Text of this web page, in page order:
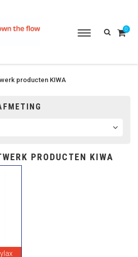
Toggle
0
producten KIWA
PRODUCTEN KIWA